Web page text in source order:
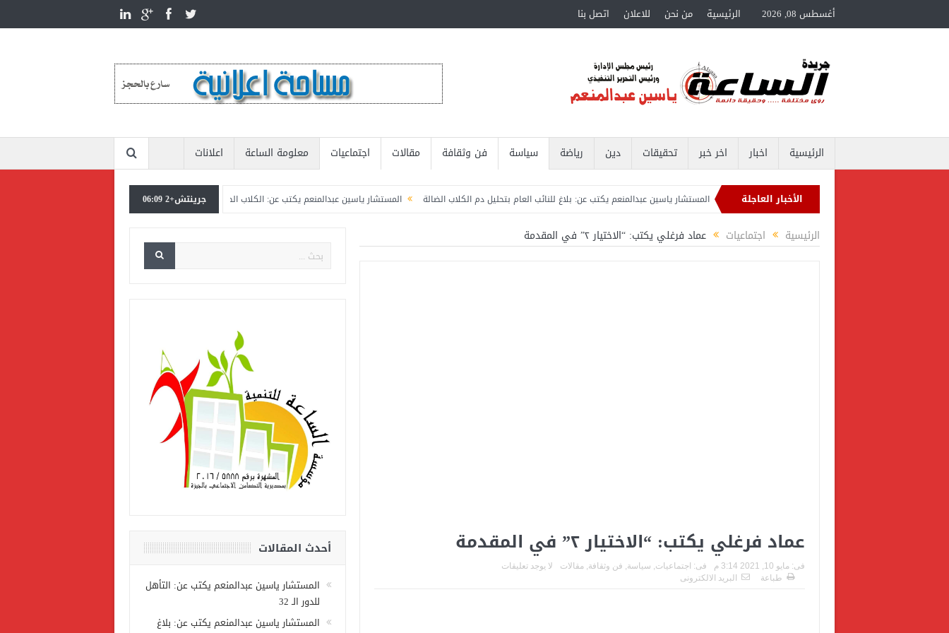
أغسطس 08, 2026 الرئيسية من نحن للاعلان اتصل بنا
الرئيسية اخبار اخر خبر تحقيقات دين رياضة سياسة فن وثقافة مقالات اجتماعيات معلومة الساعة اعلانات
الأخبار العاجلةياسين عبدالمنعم يكتب عن: التأهل للدور الـ 32 المستشار ياسين عبدالمنعم يكتب عن: بلاغ للنائب العام بتحليل دم الكلاب الضالة المستشار ياسين عبدالمنعم يكتب عن: الكلاب الضالة تنهك الدولة بأكثر من عشرين مليار جنيه
جرينتش+2 06:09
الرئيسية اجتماعيات عماد فرغلي يكتب: “الاختيار ٢” في المقدمة
عماد فرغلي يكتب: “الاختيار ٢” في المقدمة
فى: مايو 10, 2021 3:14 م فى: اجتماعيات, سياسة, فن وثقافة, مقالات
لا يوجد تعليقات
طباعة
البريد الالكترونى
أحدث المقالات
المستشار ياسين عبدالمنعم يكتب عن: التأهل
للدور الـ 32
المستشار ياسين عبدالمنعم يكتب عن: بلاغ